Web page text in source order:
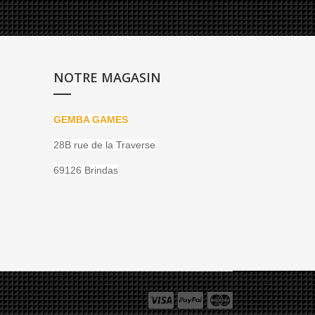
NOTRE MAGASIN
GEMBA GAMES
28B rue de la Traverse
69126 Brindas